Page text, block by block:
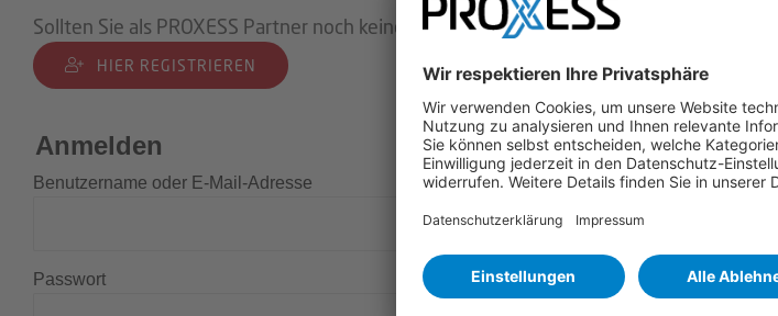
Sollten Sie als PROXESS Partner noch keine Zugangsdaten haben, können Sie diese
HIER REGISTRIEREN
Anmelden
Benutzername oder E-Mail-Adresse
Passwort